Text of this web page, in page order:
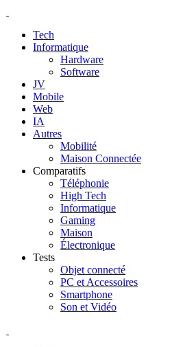
Tech
Informatique
Hardware
Software
JV
Mobile
Web
IA
Autres
Mobilité
Maison Connectée
Comparatifs
Téléphonie
High Tech
Informatique
Gaming
Maison
Électronique
Tests
Objet connecté
PC et Accessoires
Smartphone
Son et Vidéo